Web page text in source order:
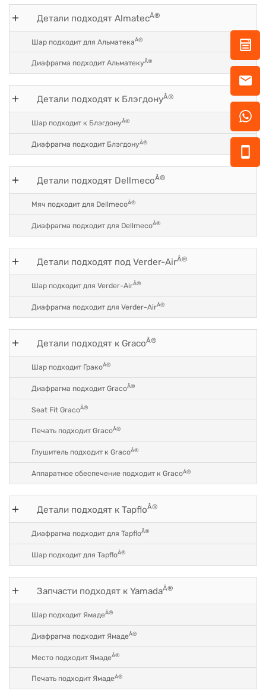
Детали подходят AlmatecÂ®
Шар подходит для АльматекаÂ®
Диафрагма подходит АльматекуÂ®
Детали подходят к БлэгдонуÂ®
Шар подходит к БлэгдонуÂ®
Диафрагма подходит БлэгдонуÂ®
Детали подходят DellmecoÂ®
Мяч подходит для DellmecoÂ®
Диафрагма подходит для DellmecoÂ®
Детали подходят под Verder-AirÂ®
Шар подходит для Verder-AirÂ®
Диафрагма подходит для Verder-AirÂ®
Детали подходят к GracoÂ®
Шар подходит ГракоÂ®
Диафрагма подходит GracoÂ®
Seat Fit GracoÂ®
Печать подходит GracoÂ®
Глушитель подходит к GracoÂ®
Аппаратное обеспечение подходит к GracoÂ®
Детали подходят к TapfloÂ®
Диафрагма подходит для TapfloÂ®
Шар подходит для TapfloÂ®
Запчасти подходят к YamadaÂ®
Шар подходит ЯмадеÂ®
Диафрагма подходит ЯмадеÂ®
Место подходит ЯмадеÂ®
Печать подходит ЯмадеÂ®